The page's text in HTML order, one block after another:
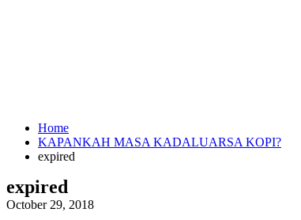
Home
KAPANKAH MASA KADALUARSA KOPI?
expired
expired
October 29, 2018